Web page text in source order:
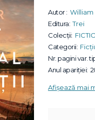
Autor :
Editura: Trei
Colecții:
Categorii:
Nr. pagini var.
Anul apariției:
Afișează mai